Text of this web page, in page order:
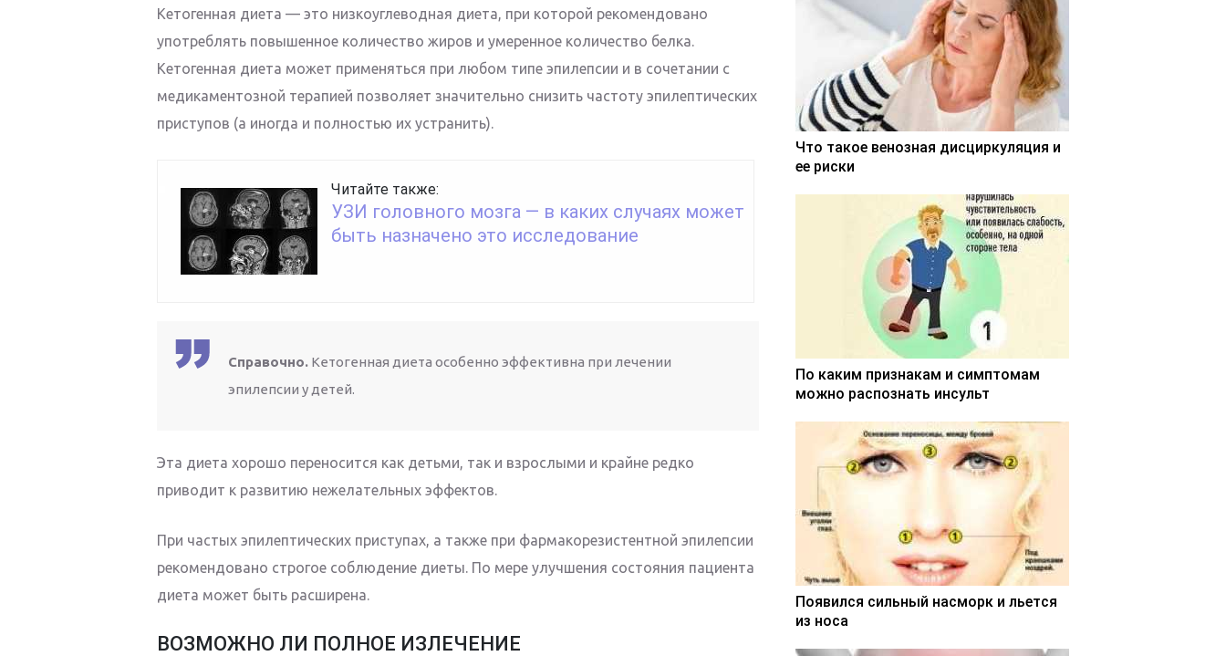
Кетогенная диета — это низкоуглеводная диета, при которой рекомендовано
употреблять повышенное количество жиров и умеренное количество белка.
Кетогенная диета может применяться при любом типе эпилепсии и в сочетании с
медикаментозной терапией позволяет значительно снизить частоту эпилептических
приступов (а иногда и полностью их устранить).
Читайте также:
УЗИ головного мозга — в каких случаях может
быть назначено это исследование
Справочно. Кетогенная диета особенно эффективна при лечении
эпилепсии у детей.
Эта диета хорошо переносится как детьми, так и взрослыми и крайне редко
приводит к развитию нежелательных эффектов.
При частых эпилептических приступах, а также при фармакорезистентной эпилепсии
рекомендовано строгое соблюдение диеты. По мере улучшения состояния пациента
диета может быть расширена.
ВОЗМОЖНО ЛИ ПОЛНОЕ ИЗЛЕЧЕНИЕ
Что такое венозная дисциркуляция и
ее риски
По каким признакам и симптомам
можно распознать инсульт
Появился сильный насморк и льется
из носа